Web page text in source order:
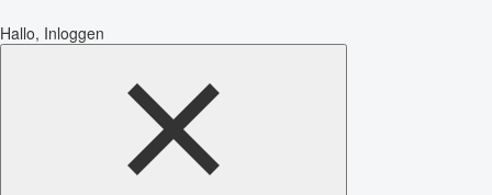
Hallo, Inloggen